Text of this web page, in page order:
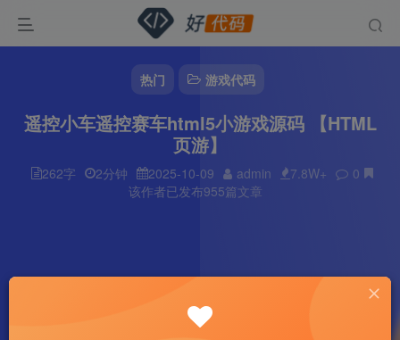
热门 游戏代码
遥控小车遥控赛车html5小游戏源码 【HTML
页游】
262字 2分钟 2025-10-09 admin 7.8W+
0
该作者已发布955篇文章